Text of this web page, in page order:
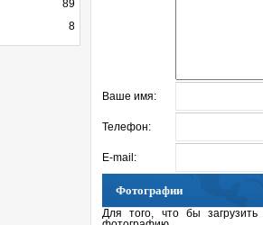
Ваше имя:
Телефон:
E-mail:
Фотографии
Для того, что бы
89
8